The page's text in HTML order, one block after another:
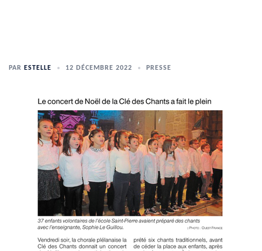
PAR ESTELLE 12 DÉCEMBRE 2022 PRESSE